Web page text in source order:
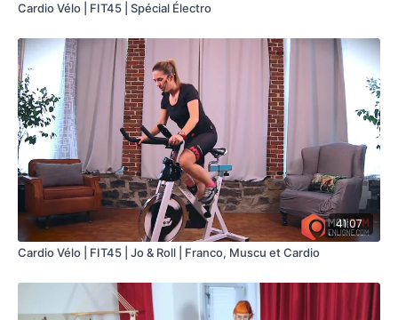
Faded- Angus & Julia Stone
I'm not the only one- Dua Lipa
LES ÉQUIPEMENTS
Vélo de spinning
Cardio Vélo | FIT45 | Spécial Électro
41:07
Cardio Vélo | FIT45 | Jo & Roll | Franco, Muscu et Cardio